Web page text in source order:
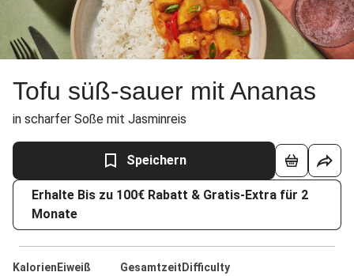
Tofu süß-sauer mit Ananas
in scharfer Soße mit Jasminreis
Speichern
Erhalte Bis zu 100€ Rabatt & Gratis-Extra für 2
Monate
Kalorien Eiweiß
Gesamtzeit Difficulty